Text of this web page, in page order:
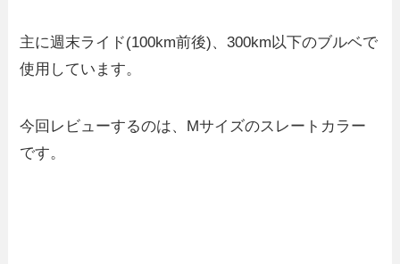
主に週末ライド(100km前後)、300km以下のブルベで
使用しています。
今回レビューするのは、Mサイズのスレートカラー
です。